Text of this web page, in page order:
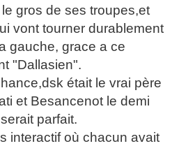
gros de ses troupes,et
vont tourner durablement
gauche, grace a ce
"Dallasien".
était le vrai père
et Besancenot le demi
parfait.
interactif où chacun avait